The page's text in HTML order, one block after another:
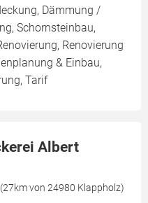
Dämmung /
Schornsteinbau,
Renovierung
& Einbau,
Tarif
Albert
von 24980 Klappholz)